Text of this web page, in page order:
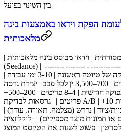
בין השינוי בפועל.
הפקת וידאו באמצעות בינה
מלאכותית
| פריט השוואה | הפקה מסורתית | וידאו מבוסס בינה מלאכותית
(Seedance) | |--------|-------- -
של טיוטה ראשונה
| 3-10 ימי עבודה |
| 700–3,500 ין לכל סבב | יצירת גרסה
חודשית
| 4–8 פריטים | 200–500+
פריטים | | גרסאות לבדיקת A/B | לעיתים רחוקות אפשרי | יצירת 10+
ציוד | נדרש (מצלמה, תאורה, עורך) |
או תמונות מוצר מספיקים) | | לוקליזציה